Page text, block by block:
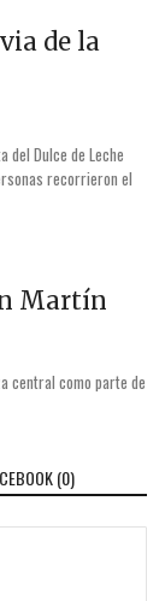
de la
del Dulce de Leche
recorrieron el
Martín​
central como parte de
(0)